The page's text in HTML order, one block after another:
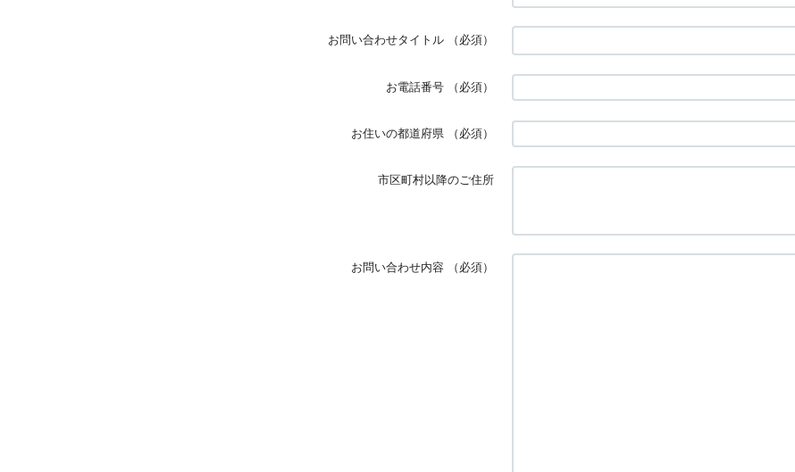
お問い合わせタイトル （必須）
お電話番号 （必須）
お住いの都道府県 （必須）
市区町村以降のご住所
お問い合わせ内容 （必須）